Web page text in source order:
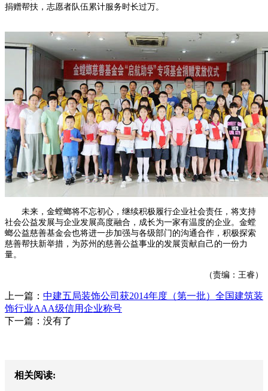
捐赠帮扶，志愿者队伍累计服务时长过万。
未来，金螳螂将不忘初心，继续积极履行企业社会责任，将支持
社会公益发展与企业发展高度融合，成长为一家有温度的企业。金螳
螂公益慈善基金会也将进一步加强与各级部门的沟通合作，积极探索
慈善帮扶新举措，为苏州的慈善公益事业的发展贡献自己的一份力
量。
（责编：王睿）
上一篇： 中建五局装饰公司获2014年度（第一批）全国建筑装
饰行业AAA级信用企业称号
下一篇：没有了
相关阅读: